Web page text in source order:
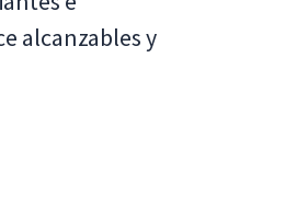
alcanzables y